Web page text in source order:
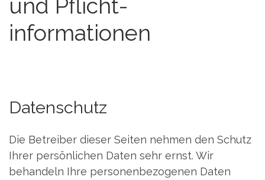
und Pflicht­
informationen
Datenschutz
Die Betreiber dieser Seiten nehmen den Schutz
Ihrer persönlichen Daten sehr ernst. Wir
behandeln Ihre personenbezogenen Daten